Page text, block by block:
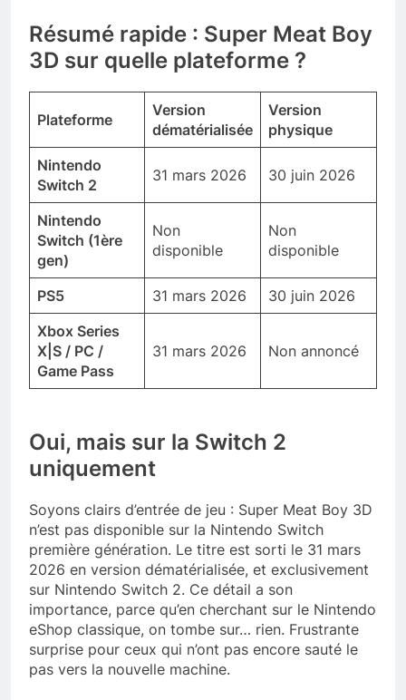
Résumé rapide : Super Meat Boy
3D sur quelle plateforme ?
Plateforme
Version
dématérialisée
Version
physique
Nintendo
Switch 2
31 mars 2026 30 juin 2026
Nintendo
Switch (1ère
gen)
Non
disponible
Non
disponible
PS5 31 mars 2026
30 juin 2026
Xbox Series
X|S / PC /
Game Pass
31 mars 2026 Non annoncé
Oui, mais sur la Switch 2
uniquement
Soyons clairs d’entrée de jeu : Super Meat Boy 3D
n’est pas disponible sur la Nintendo Switch
première génération. Le titre est sorti le 31 mars
2026 en version dématérialisée, et exclusivement
sur Nintendo Switch 2. Ce détail a son
importance, parce qu’en cherchant sur le Nintendo
eShop classique, on tombe sur… rien. Frustrante
surprise pour ceux qui n’ont pas encore sauté le
pas vers la nouvelle machine.